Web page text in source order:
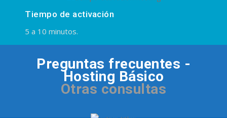
Tiempo de activación
5 a 10 minutos.
Preguntas frecuentes -
Hosting Básico
Otras consultas